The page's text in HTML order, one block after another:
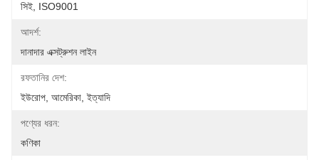
সিই, ISO9001
আদর্শ:
দানাদার এক্সট্রুশন লাইন
রফতানির দেশ:
ইউরোপ, আমেরিকা, ইত্যাদি
পণ্যের ধরন:
কণিকা